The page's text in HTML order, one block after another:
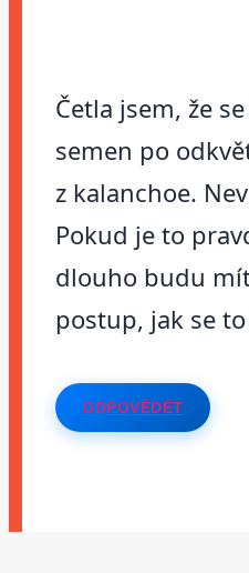
Četla jsem, že
semen po
z kalanchoe.
Pokud je to
dlouho budu
postup, jak se
ODPOVĚDĚT